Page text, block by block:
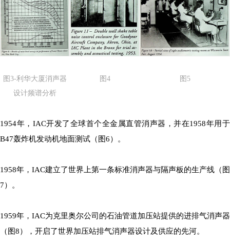
图3-利华大厦消声器
设计频谱分析
图4 图5
1954年，IAC开发了全球首个全金属直管消声器，并在1958年用于
B47轰炸机发动机地面测试（图6）。
1958年，IAC建立了世界上第一条标准消声器与隔声板的生产线（图
7）。
1959年，IAC为克里奥尔公司的石油管道加压站提供的进排气消声器
（图8），开启了世界加压站排气消声器设计及供应的先河。